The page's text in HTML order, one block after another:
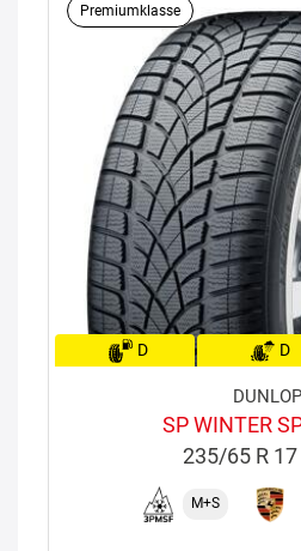
Premiumklasse
D D
DUNLOP
SP WINTER
235/65 R
M+S